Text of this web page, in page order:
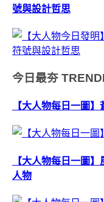
號與設計哲思
今日最夯
【大人物每日一圖
【大人物每日一圖
人物